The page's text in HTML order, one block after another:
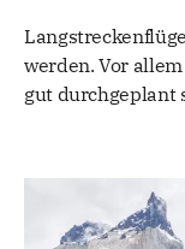
werden. Vor
gut durchgeplant